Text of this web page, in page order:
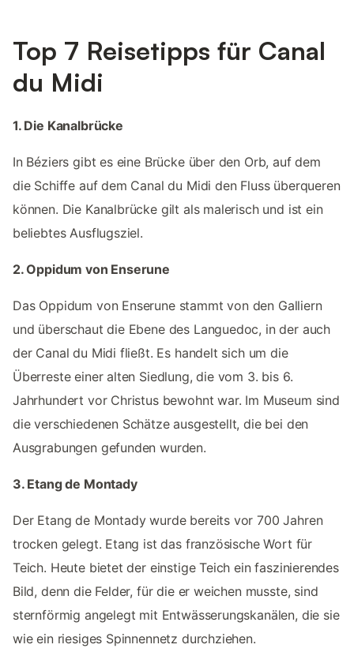
Top 7 Reisetipps für Canal
du Midi
1. Die Kanalbrücke
In Béziers gibt es eine Brücke über den Orb, auf dem
die Schiffe auf dem Canal du Midi den Fluss überqueren
können. Die Kanalbrücke gilt als malerisch und ist ein
beliebtes Ausflugsziel.
2. Oppidum von Enserune
Das Oppidum von Enserune stammt von den Galliern
und überschaut die Ebene des Languedoc, in der auch
der Canal du Midi fließt. Es handelt sich um die
Überreste einer alten Siedlung, die vom 3. bis 6.
Jahrhundert vor Christus bewohnt war. Im Museum sind
die verschiedenen Schätze ausgestellt, die bei den
Ausgrabungen gefunden wurden.
3. Etang de Montady
Der Etang de Montady wurde bereits vor 700 Jahren
trocken gelegt. Etang ist das französische Wort für
Teich. Heute bietet der einstige Teich ein faszinierendes
Bild, denn die Felder, für die er weichen musste, sind
sternförmig angelegt mit Entwässerungskanälen, die sie
wie ein riesiges Spinnennetz durchziehen.